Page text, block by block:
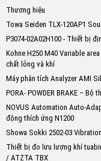
Thương hiệu
Towa Seiden TLX-120AP1
P3074-02A02H100 - Thiết bị
Kohne H250 M40 Variable
chất lỏng và khí
Máy phân tích Analyzer AMI
PORA- POWDER BRAKE – Bộ
NOVUS Automation Auto-
động thích ứng N1200
Showa Sokki 2502-03
Thiết bị đo lưu lượng khí
/ ATZTA TBX